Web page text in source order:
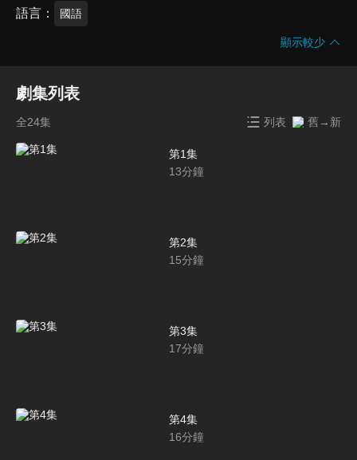
語言 國語
顯示較少
劇集列表
全24集 列表 舊→新
第1集
13分鐘
第2集
15分鐘
第3集
17分鐘
第4集
16分鐘